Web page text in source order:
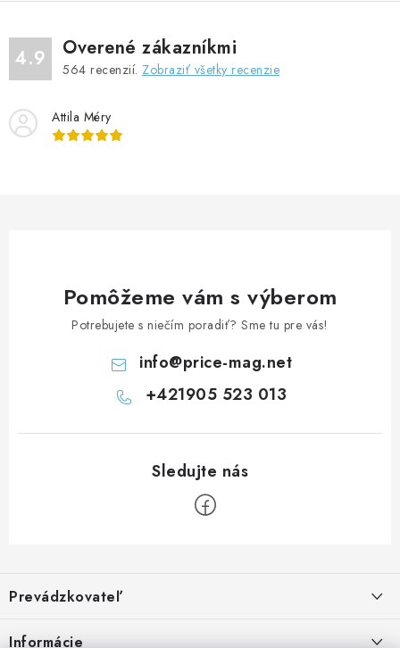
4.9 Overené zákazníkmi
564 recenzií. Zobraziť všetky recenzie
Attila Méry
Pomôžeme vám s výberom
Potrebujete s niečím poradiť? Sme tu pre vás!
info@price-mag.net
+421905 523 013
p
ä
Prevádzkovateľ
Informácie